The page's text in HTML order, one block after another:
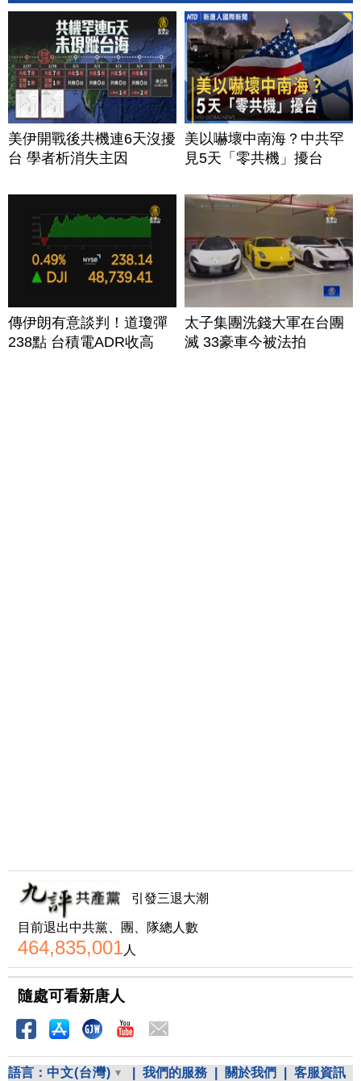
美伊開戰後共機連6天沒擾
台 學者析消失主因
美以嚇壞中南海？中共罕
見5天「零共機」擾台
傳伊朗有意談判！道瓊彈
238點 台積電ADR收高
太子集團洗錢大軍在台團
滅 33豪車今被法拍
引發三退大潮
目前退出中共黨、團、隊總人數
464,835,001人
隨處可看新唐人
語言： 中文(台灣) 我們的服務 關於我們 客服資訊